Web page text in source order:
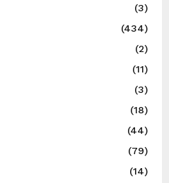
(3)
(434)
(2)
(11)
(3)
(18)
(44)
(79)
(14)